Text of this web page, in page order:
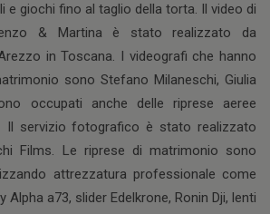
e giochi fino al taglio della torta. Il video di
& Martina è stato realizzato da
in Toscana. I videografi che hanno
sono Stefano Milaneschi, Giulia
occupati anche delle riprese aeree
Il servizio fotografico è stato realizzato
Films. Le riprese di matrimonio sono
attrezzatura professionale come
Alpha a73, slider Edelkrone, Ronin Dji, lenti